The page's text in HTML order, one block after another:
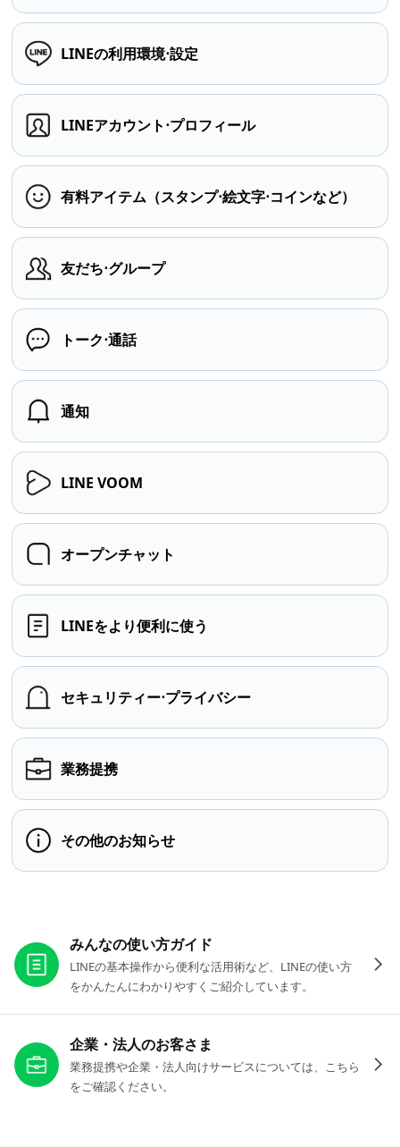
LINEの利用環境⋅設定
LINEアカウント⋅プロフィール
有料アイテム（スタンプ⋅絵文字⋅コインなど）
友だち⋅グループ
トーク⋅通話
通知
LINE VOOM
オープンチャット
LINEをより便利に使う
セキュリティー⋅プライバシー
業務提携
その他のお知らせ
みんなの使い方ガイド
LINEの基本操作から便利な活用術など、LINEの使い方
をかんたんにわかりやすくご紹介しています。
企業・法人のお客さま
業務提携や企業・法人向けサービスについては、こちら
をご確認ください。